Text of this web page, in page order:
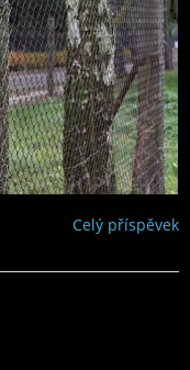
Celý příspěvek